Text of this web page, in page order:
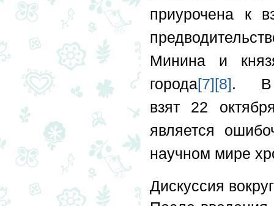
приурочена к
Минина и
города[7][8]. В
взят 22
является
научном мире
Дискуссия